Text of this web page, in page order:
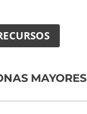
MAYORES